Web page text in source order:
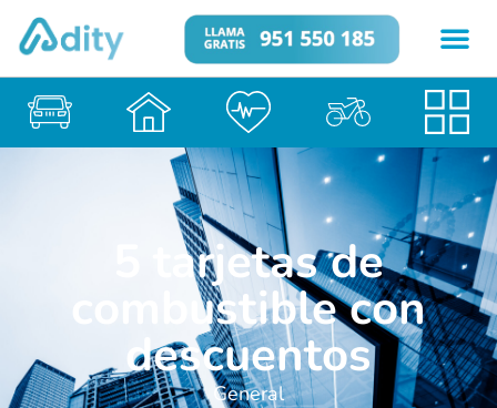
5 tarjetas de
combustible con
descuentos
General